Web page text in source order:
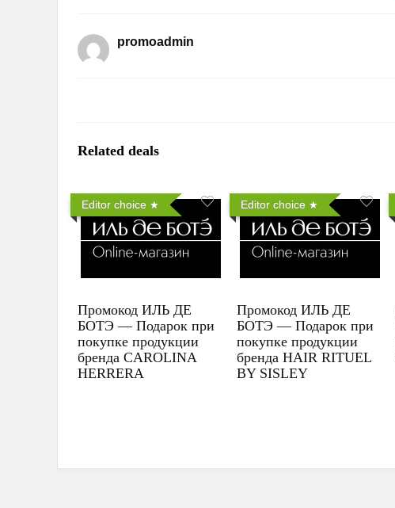
promoadmin
Related deals
Editor choice
Промокод ИЛЬ ДЕ
БОТЭ — Подарок при
покупке продукции
бренда CAROLINA
HERRERA
Editor choice
Промокод ИЛЬ ДЕ
БОТЭ — Подарок при
покупке продукции
бренда HAIR RITUEL
BY SISLEY